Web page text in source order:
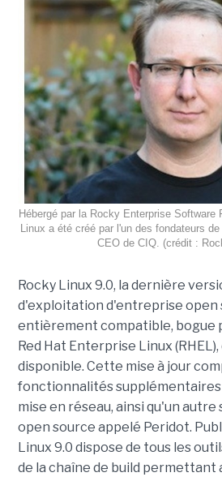
Hébergé par la Rocky Enterprise Software
Linux a été créé par l'un des fondateurs
CEO de CIQ. (crédit :
Rocky Linux 9.0, la dernière
d'exploitation d'entreprise open
entièrement compatible, bogue
Red Hat Enterprise Linux
disponible. Cette mise à jour
fonctionnalités
mise en réseau, ainsi qu'un autre
open source appelé Peridot.
Linux 9.0 dispose de tous les
de la chaîne de build permettant